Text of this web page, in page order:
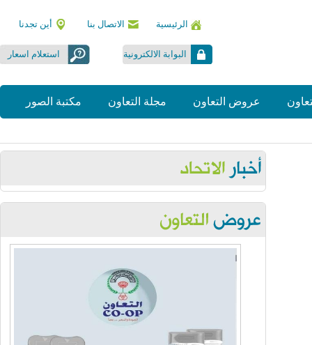
الرئيسية الاتصال بنا أين تجدنا
البوابة الالكترونية استعلام اسعار
عروض التعاون مجلة التعاون مكتبة الصور
Thursday, July 2, 2026
اتحاد الجمعيات يوقع مذكرة تفاهم مع افاق